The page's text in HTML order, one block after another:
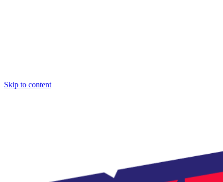
Skip to content